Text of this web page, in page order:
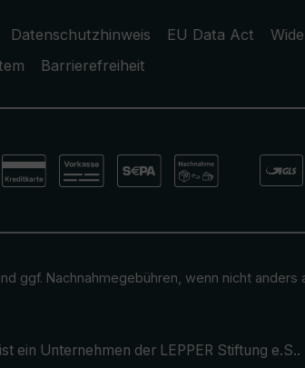
Datenschutzhinweis EU Data Act
Barrierefreiheit
ggf. Nachnahmegebühren, wenn nicht anders
ein Unternehmen der LEPPER Stiftung e.S..